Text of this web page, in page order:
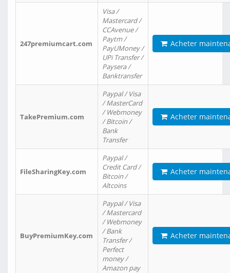
247premiumcart.com
Visa /
Mastercard /
CCAvenue /
Paytm /
PayUMoney /
UPi Transfer /
Paysera /
Banktransfer
Acheter
TakePremium.com
Paypal / Visa
/ MasterCard
/ Webmoney
/ Bitcoin /
Bank
Transfer
Acheter
FileSharingKey.com
Paypal /
Credit Card /
Bitcoin /
Altcoins
Acheter
BuyPremiumKey.com
Paypal / Visa
/ Mastercard
/ Webmoney
/ Bank
Transfer /
Perfect
money /
Amazon pay
Acheter